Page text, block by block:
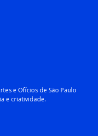
e Ofícios de São Paulo
e criatividade.